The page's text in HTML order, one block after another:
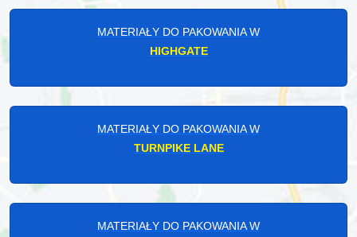
MATERIAŁY DO PAKOWANIA W
HIGHGATE
MATERIAŁY DO PAKOWANIA W
TURNPIKE LANE
MATERIAŁY DO PAKOWANIA W